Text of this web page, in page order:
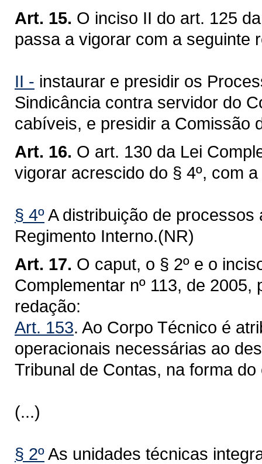
Art. 15. O inciso II do art. 125
passa a vigorar com a seguinte
II - instaurar e presidir os
Sindicância contra servidor do
cabíveis, e presidir a Comissão
Art. 16. O art. 130 da Lei
vigorar acrescido do § 4º, com
§ 4ºA distribuição de
Regimento Interno.(NR)
Art. 17. O caput, o § 2º e o
Complementar nº 113, de
redação:
Art. 153. Ao Corpo Técnico é
operacionais necessárias ao
Tribunal de Contas, na forma
(...)
§ 2ºAs unidades técnicas